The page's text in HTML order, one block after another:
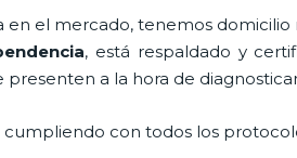
el mercado, tenemos
, está respaldado y
presenten a la hora de
con todos los